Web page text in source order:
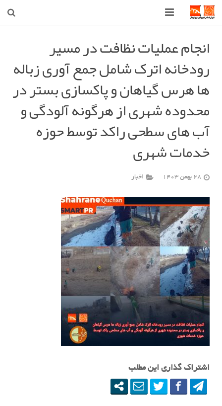
شورای اسلامی شهر قوچان
قوچان
ارتباط با ما
انجام عملیات نظافت در مسیر
رودخانه اترک شامل جمع آوری زباله
ها هرس گیاهان و پاکسازی بستر در
محدوده شهری از هرگونه آلودگی و
آب های سطحی راکد توسط حوزه
خدمات شهری
28 بهمن 1403 اخبار
اشتراک گذاری این مطلب